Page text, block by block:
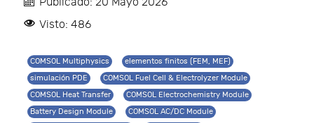
Visto: 486
COMSOL Multiphysics
elementos finitos (FEM, MEF)
simulación PDE
COMSOL Fuel Cell & Electrolyzer Module
COMSOL Heat Transfer
COMSOL Electrochemistry Module
Battery Design Module
COMSOL AC/DC Module